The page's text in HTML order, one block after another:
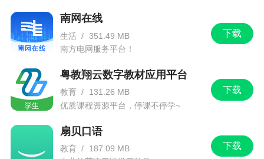
下载
南网在线
生活 / 351.49 MB
南方电网服务平台！
下载
粤教翔云数字教材应用平台
教育 /
131.26 MB
优质课程资源平台，停课不停学~
下载
扇贝口语
教育 /
187.09 MB